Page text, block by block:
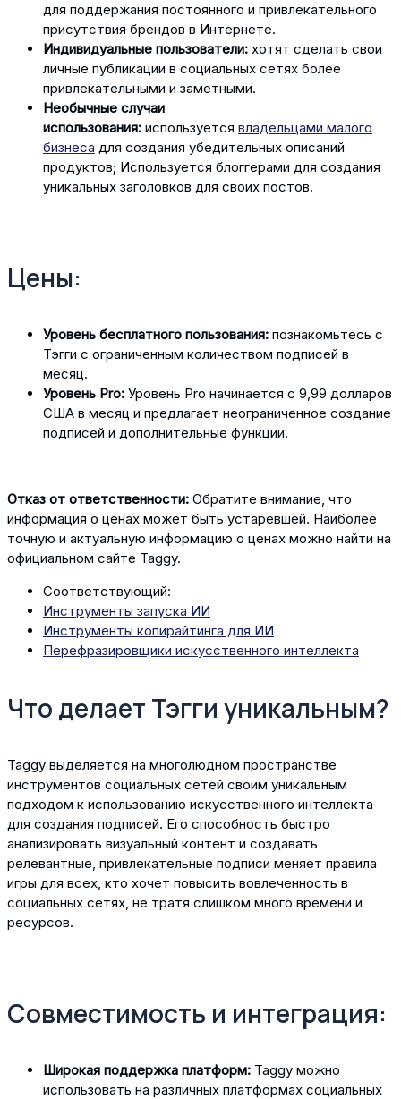
для поддержания постоянного и привлекательного
присутствия брендов в Интернете.
Индивидуальные пользователи: хотят сделать свои
личные публикации в социальных сетях более
привлекательными и заметными.
Необычные случаи
использования: используется владельцами малого
бизнеса для создания убедительных описаний
продуктов; Используется блоггерами для создания
уникальных заголовков для своих постов.
Цены:
Уровень бесплатного пользования: познакомьтесь с
Тэгги с ограниченным количеством подписей в
месяц.
Уровень Pro: Уровень Pro начинается с 9,99 долларов
США в месяц и предлагает неограниченное создание
подписей и дополнительные функции.
Отказ от ответственности: Обратите внимание, что
информация о ценах может быть устаревшей. Наиболее
точную и актуальную информацию о ценах можно найти на
официальном сайте Taggy.
Соответствующий:
Инструменты запуска ИИ
Инструменты копирайтинга для ИИ
Перефразировщики искусственного интеллекта
Что делает Тэгги уникальным?
Taggy выделяется на многолюдном пространстве
инструментов социальных сетей своим уникальным
подходом к использованию искусственного интеллекта
для создания подписей. Его способность быстро
анализировать визуальный контент и создавать
релевантные, привлекательные подписи меняет правила
игры для всех, кто хочет повысить вовлеченность в
социальных сетях, не тратя слишком много времени и
ресурсов.
Совместимость и интеграция:
Широкая поддержка платформ: Taggy можно
использовать на различных платформах социальных